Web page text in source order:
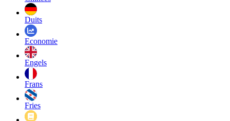
Duits
Economie
Engels
Frans
Fries